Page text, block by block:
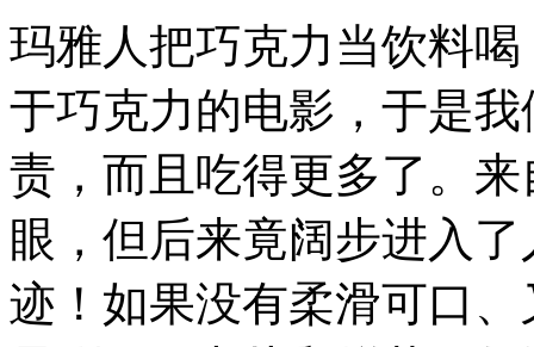
玛雅人把巧克力当饮料
于巧克力的电影，于是
责，而且吃得更多了。
眼，但后来竟阔步进入
迹！如果没有柔滑可口